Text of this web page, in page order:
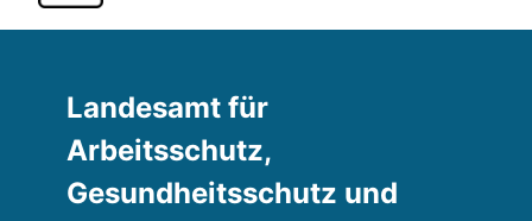
Landesamt für
Arbeitsschutz,
Gesundheitsschutz und